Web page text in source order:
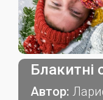
Блакитні
Автор: